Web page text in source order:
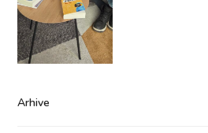
Arhive